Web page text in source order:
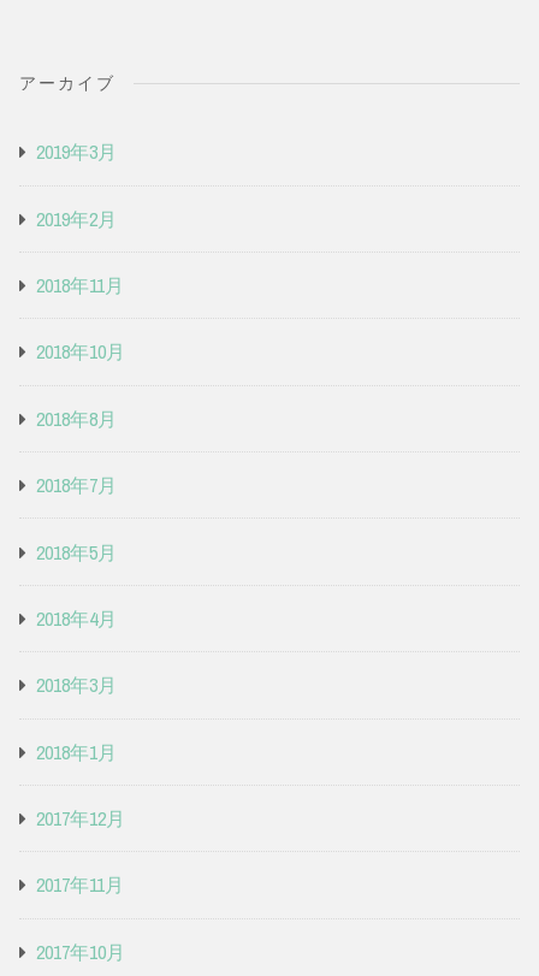
アーカイブ
2019年3月
2019年2月
2018年11月
2018年10月
2018年8月
2018年7月
2018年5月
2018年4月
2018年3月
2018年1月
2017年12月
2017年11月
2017年10月